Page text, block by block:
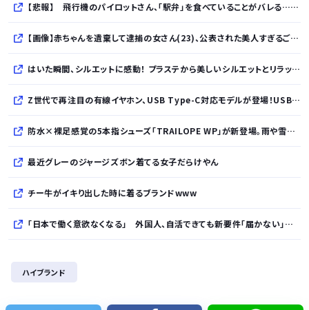
【悲報】 飛行機のパイロットさん、「駅弁」を食べていることがバレる……
【画像】赤ちゃんを遺棄して逮捕の女さん(23)、公表された美人すぎるご尊顔がこちら⇒ｗｗｗｗｗｗｗｗｗｗ
はいた瞬間、シルエットに感動！ プラステから美しいシルエットとリラックス感を両立したタックワイドパンツが登場
Z世代で再注目の有線イヤホン、USB Type-C対応モデルが登場！USB-A変換アダプター付属で幅広いデバイスに対応
防水×裸足感覚の5本指シューズ「TRAILOPE WP」が新登場。雨や雪にも対応し日常からアウトドアまで快適に。
最近グレーのジャージズボン着てる女子だらけやん
チー牛がイキり出した時に着るブランドwww
「日本で働く意欲なくなる」 外国人、自活できても新要件「届かない」…永住許可厳格化で「日本離れ」か
ハイブランド